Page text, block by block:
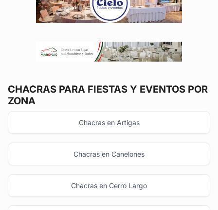
CHACRAS PARA FIESTAS Y EVENTOS POR
ZONA
Chacras en Artigas
Chacras en Canelones
Chacras en Cerro Largo